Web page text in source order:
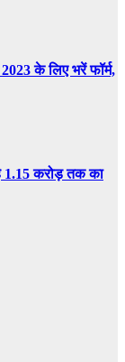
के लिए भरें फॉर्म,
1.15 करोड़ तक का